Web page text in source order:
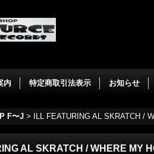
内 特定商取引法表示 お知らせ
F〜J > ILL FEATURING AL SKRATCH /
AL SKRATCH / WHERE MY